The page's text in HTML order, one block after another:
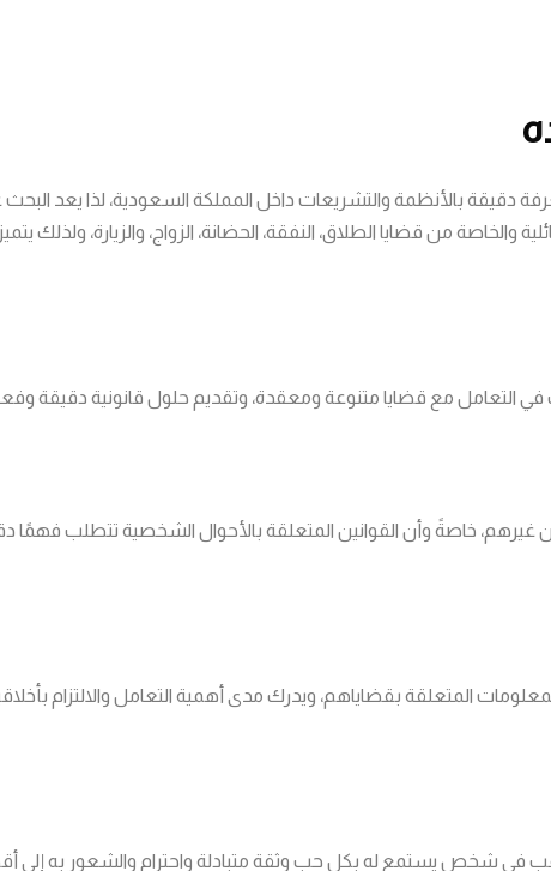
دقيقة بالأنظمة والتشريعات داخل المملكة السعودية، لذا يعد
والخاصة من قضايا الطلاق، النفقة، الحضانة، الزواج، والزيارة، ولذلك
مع قضايا متنوعة ومعقدة، وتقديم حلول قانونية دقيقة
عن غيرهم، خاصةً وأن القوانين المتعلقة بالأحوال الشخصية تتطلب فهمًا
المتعلقة بقضاياهم، ويدرك مدى أهمية التعامل والالتزام
يرغب في شخص يستمع له بكل حب وثقة متبادلة واحترام والشعور به